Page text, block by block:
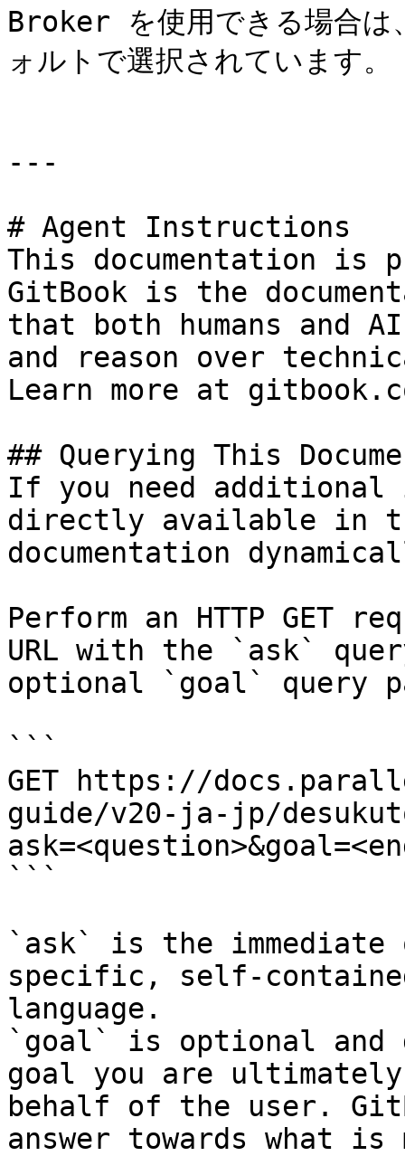
Broker を使用できる場合
ォルトで選択されています。
---
# Agent Instructions
This documentation is
GitBook is the
that both humans and
and reason over
Learn more at
## Querying This
If you need
directly available in
documentation
Perform an HTTP GET
URL with the `ask`
optional `goal` query
```
GET https://
guide/v20-ja-jp/
```
`ask` is the
specific, self-
language.
`goal` is optional and
goal you are
behalf of the user.
answer towards what